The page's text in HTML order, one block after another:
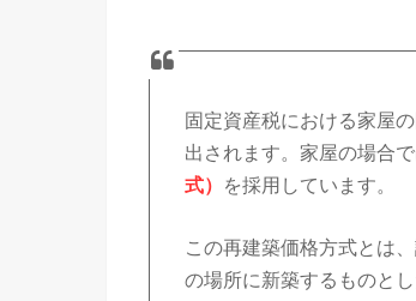
固定資産税における家屋
出されます。家屋の場合
式）
を採用しています。
この再建築価格方式とは
の場所に新築するものと